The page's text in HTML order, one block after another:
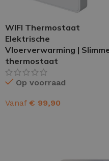
WIFI Thermostaat
Elektrische
Vloerverwarming |
thermostaat
Op voorraad
Vanaf € 99,90